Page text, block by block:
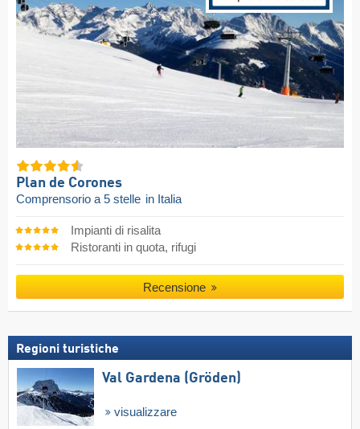
Plan de Corones
Comprensorio a 5 stelle in Italia
Impianti di risalita
Ristoranti in quota, rifugi
Recensione
Regioni turistiche
Val Gardena (Gröden)
visualizzare